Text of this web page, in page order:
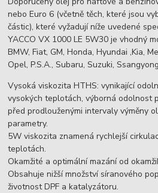
nebo Euro 6 (včetně těch, které jsou
částic), které vyžadují níže uvedené
YACCO VX 1000 LE 5W30 je vhodný
BMW, Fiat, GM, Honda, Hyundai ,Kia,
Opel, P.S.A., Subaru, Suzuki,
Vysoká viskozita HTHS: vynikající
vysokých teplotách, výborná odolnost
před prodlouženými intervaly výměny
parametry.
5W viskozita znamená rychlejší
teplotách.
Okamžité a optimální mazání od
Obsahuje nižší množství síranového
životnost DPF a katalyzátoru.